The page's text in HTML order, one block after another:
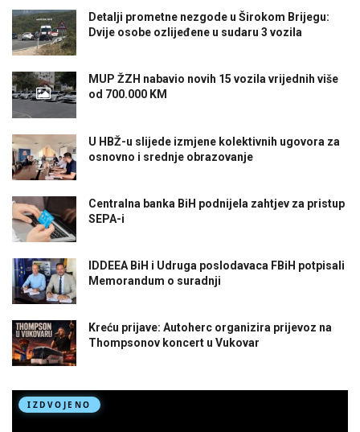
Detalji prometne nezgode u Širokom Brijegu:
Dvije osobe ozlijeđene u sudaru 3 vozila
MUP ŽZH nabavio novih 15 vozila vrijednih više
od 700.000 KM
U HBŽ-u slijede izmjene kolektivnih ugovora za
osnovno i srednje obrazovanje
Centralna banka BiH podnijela zahtjev za pristup
SEPA-i
IDDEEA BiH i Udruga poslodavaca FBiH potpisali
Memorandum o suradnji
Kreću prijave: Autoherc organizira prijevoz na
Thompsonov koncert u Vukovar